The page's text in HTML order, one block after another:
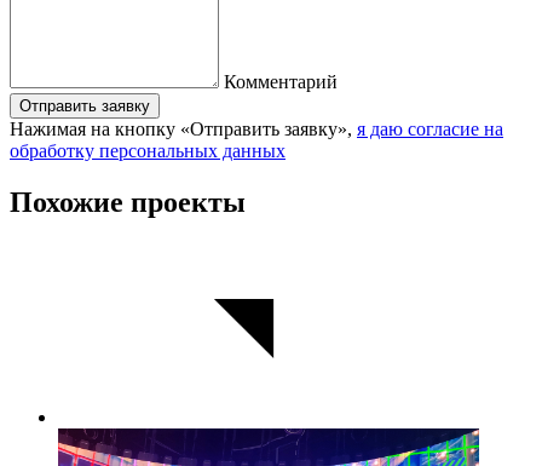
Комментарий
Отправить заявку
Нажимая на кнопку «Отправить заявку», я даю согласие на
обработку персональных данных
Похожие проекты